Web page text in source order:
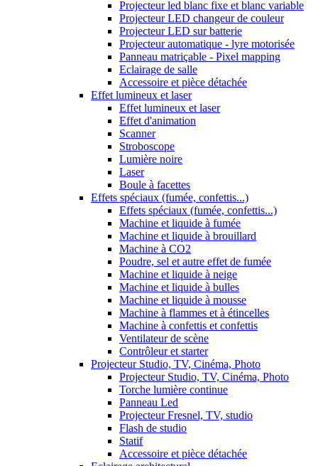
Projecteur led blanc fixe et blanc variable
Projecteur LED changeur de couleur
Projecteur LED sur batterie
Projecteur automatique - lyre motorisée
Panneau matriçable - Pixel mapping
Eclairage de salle
Accessoire et pièce détachée
Effet lumineux et laser
Effet lumineux et laser
Effet d'animation
Scanner
Stroboscope
Lumière noire
Laser
Boule à facettes
Effets spéciaux (fumée, confettis...)
Effets spéciaux (fumée, confettis...)
Machine et liquide à fumée
Machine et liquide à brouillard
Machine à CO2
Poudre, sel et autre effet de fumée
Machine et liquide à neige
Machine et liquide à bulles
Machine et liquide à mousse
Machine à flammes et à étincelles
Machine à confettis et confettis
Ventilateur de scène
Contrôleur et starter
Projecteur Studio, TV, Cinéma, Photo
Projecteur Studio, TV, Cinéma, Photo
Torche lumière continue
Panneau Led
Projecteur Fresnel, TV, studio
Flash de studio
Statif
Accessoire et pièce détachée